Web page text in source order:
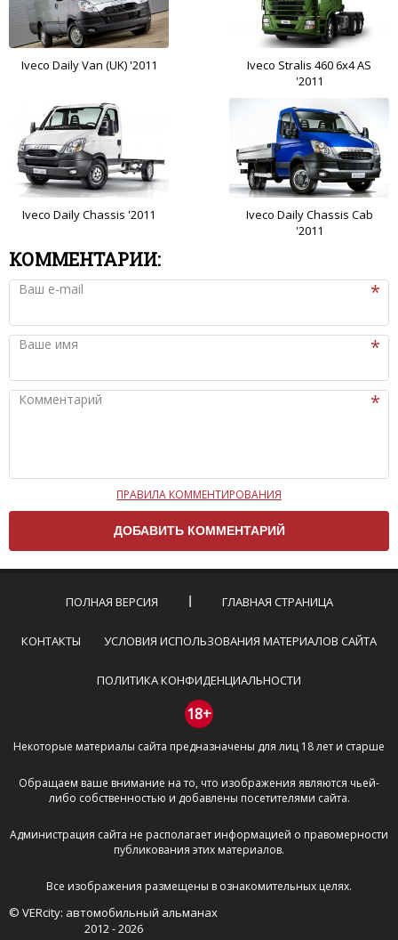
Iveco Daily Van (UK) '2011
Iveco Stralis 460 6x4 AS
'2011
Iveco Daily Chassis '2011
Iveco Daily Chassis Cab
'2011
КОММЕНТАРИИ:
Ваш e-mail
Ваше имя
Комментарий
Чтобы ваш комментарий был опубликован на сайте,
вам нужно придерживаться следующих правил:
Комментарий не может быть слишком
короткой — избегайте односложных и чисто
эмоциональных высказываний.
Не стоит отклоняться от предмета обсуждения.
Пожалуйста, не используйте в комментарие
призывы к насилию и высказывания,
направленные на разжигание расовой,
межнациональной и религиозной розни —
пожалейте наших модераторов, они кстати
очень славные ребята, поверьте.
буквами.
Не копируйте рецензии с других сайтов, нам
важно именно ваше мнение.
Не размещайте рекламу!
И запаситесь терпением, все комментарии
публикуются только после модерации, поэтому ваш
отзыв может появиться на сайте с некоторым
ПРАВИЛА КОММЕНТИРОВАНИЯ
ПОЛНАЯ ВЕРСИЯ ГЛАВНАЯ СТРАНИЦА
КОНТАКТЫ УСЛОВИЯ ИСПОЛЬЗОВАНИЯ МАТЕРИАЛОВ САЙТА
ПОЛИТИКА КОНФИДЕНЦИАЛЬНОСТИ
18+
Некоторые материалы сайта предназначены для лиц 18 лет и старше
Обращаем ваше внимание на то, что изображения являются чьей-
либо собственностью и добавлены посетителями сайта.
Администрация сайта не располагает информацией о правомерности
публикования этих материалов.
Все изображения размещены в ознакомительных целях.
© VERcity: автомобильный альманах
2012 - 2026